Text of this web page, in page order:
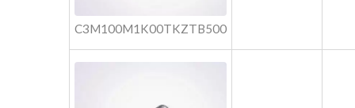
C3M100M1K00TKZTB500